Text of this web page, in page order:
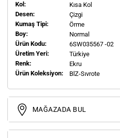
Kol:
Kısa Kol
Desen:
Çizgi
Kumaş Tipi:
Örme
Boy:
Normal
Ürün Kodu:
6SW035567 -02
Üretim Yeri:
Türkiye
Renk:
Ekru
Ürün Koleksiyon:
BlZ-Sıvrote
MAĞAZADA BUL